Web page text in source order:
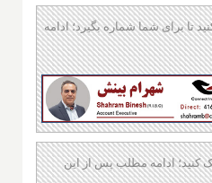
تا برای شما شماره بگیرد؛ ادامه
کنید؛ ادامه مطلب پس از این